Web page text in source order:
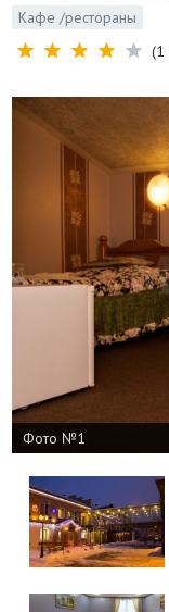
Кафе /рестораны
(1
Фото №1